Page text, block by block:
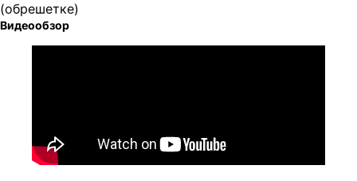
(обрешетке)
Видеообзор